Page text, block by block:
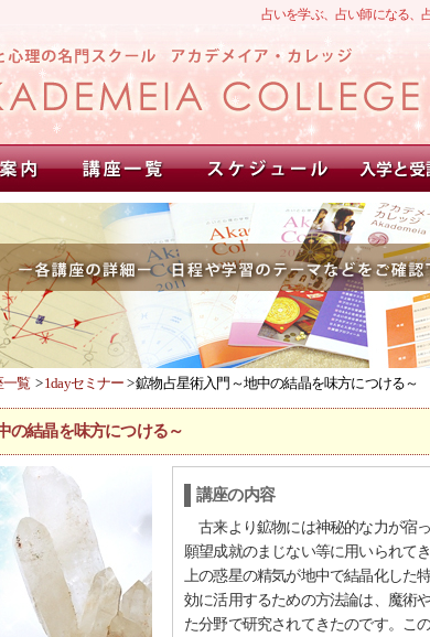
占いを学ぶ、占い師になる
一覧 >1dayセミナー > 鉱物占星術入門～地中の結晶を味方につける～
の結晶を味方につける～
講座の内容
古来より鉱物には神秘的な力が宿
願望成就のまじない等に用いられて
上の惑星の精気が地中で結晶化した
効に活用するための方法論は、魔術
た分野で研究されてきたのです。こ